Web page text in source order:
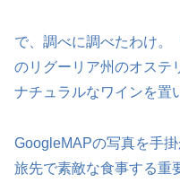
で、調べに調べたわけ。
のリグーリア州のオステ
ナチュラルなワインを置
GoogleMAPの写真を手
旅先で素敵な食事する重